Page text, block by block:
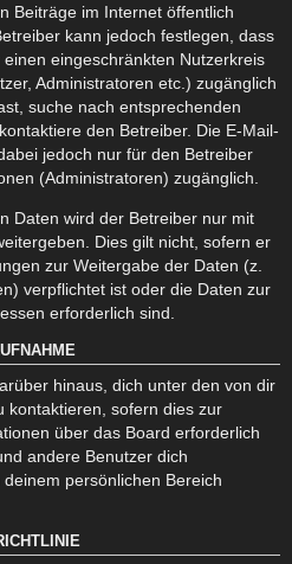
Beiträge im Internet öffentlich
kann jedoch festlegen, dass
eingeschränkten Nutzerkreis
Administratoren etc.) zugänglich
suche nach entsprechenden
den Betreiber. Die E-Mail-
jedoch nur für den Betreiber
(Administratoren) zugänglich.
Daten wird der Betreiber nur mit
Dies gilt nicht, sofern er
zur Weitergabe der Daten (z.
verpflichtet ist oder die Daten zur
erforderlich sind.
hinaus, dich unter den von dir
kontaktieren, sofern dies zur
über das Board erforderlich
andere Benutzer dich
persönlichen Bereich